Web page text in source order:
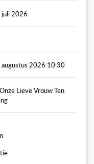
juli 2026
augustus 2026 10:30
Lieve Vrouw Ten